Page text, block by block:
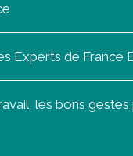
Experts de France
les bons